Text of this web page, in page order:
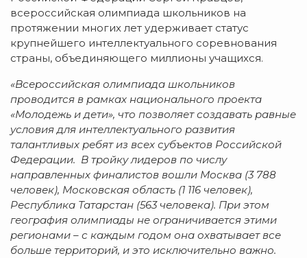
всероссийская олимпиада школьников на
протяжении многих лет удерживает статус
крупнейшего интеллектуального соревнования
страны, объединяющего миллионы учащихся.
«Всероссийская олимпиада школьников
проводится в рамках национального проекта
«Молодежь и дети», что позволяет создавать равные
условия для интеллектуального развития
талантливых ребят из всех субъектов Российской
Федерации. В тройку лидеров по числу
направленных финалистов вошли Москва (3 788
человек), Московская область (1 116 человек),
Республика Татарстан (563 человека). При этом
география олимпиады не ограничивается этими
регионами – с каждым годом она охватывает все
больше территорий, и это исключительно важно.